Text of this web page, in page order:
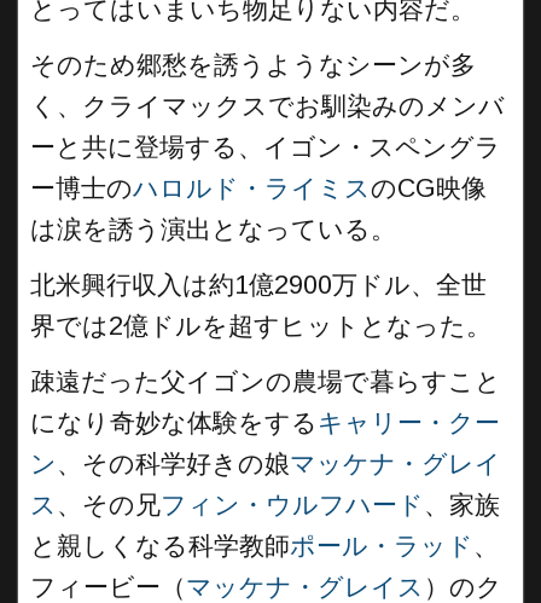
とってはいまいち物足りない内容だ。
そのため郷愁を誘うようなシーンが多
く、クライマックスでお馴染みのメンバ
ーと共に登場する、イゴン・スペングラ
ー博士のハロルド・ライミスのCG映像
は涙を誘う演出となっている。
北米興行収入は約1億2900万ドル、全世
界では2億ドルを超すヒットとなった。
疎遠だった父イゴンの農場で暮らすこと
になり奇妙な体験をする キャリー・クー
ン 、その科学好きの娘マッケナ・グレイ
ス 、その兄フィン・ウルフハード 、家族
と親しくなる科学教師ポール・ラッド 、
フィービー（マッケナ・グレイス ）のク